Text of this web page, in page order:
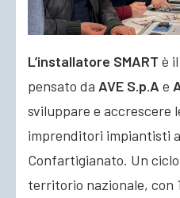
L’installatore SMART è
pensato da AVE S.p.A e
sviluppare e accrescere
imprenditori impiantisti
Confartigianato. Un
territorio nazionale, con